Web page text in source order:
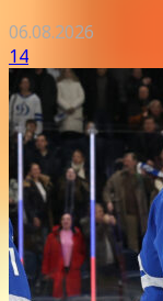
06.08.2026
14